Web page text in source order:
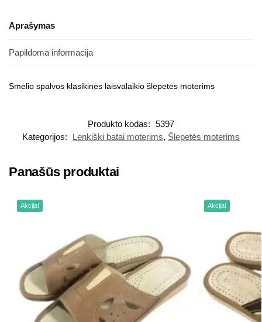
Aprašymas
Papildoma informacija
Smėlio spalvos klasikinės laisvalaikio šlepetės moterims
Produkto kodas: 5397
Kategorijos:
Lenkiški batai moterims, Šlepetės moterims
Panašūs produktai
Akcija! Akcija!